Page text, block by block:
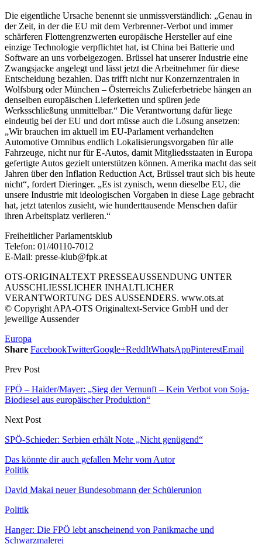
Die eigentliche Ursache benennt sie unmissverständlich: „Genau in
der Zeit, in der die EU mit dem Verbrenner-Verbot und immer
schärferen Flottengrenzwerten europäische Hersteller auf eine
einzige Technologie verpflichtet hat, ist China bei Batterie und
Software an uns vorbeigezogen. Brüssel hat unserer Industrie eine
Zwangsjacke angelegt und lässt jetzt die Arbeitnehmer für diese
Entscheidung bezahlen. Das trifft nicht nur Konzernzentralen in
Wolfsburg oder München – Österreichs Zulieferbetriebe hängen an
denselben europäischen Lieferketten und spüren jede
Werksschließung unmittelbar.“ Die Verantwortung dafür liege
eindeutig bei der EU und dort müsse auch die Lösung ansetzen:
„Wir brauchen im aktuell im EU-Parlament verhandelten
Automotive Omnibus endlich Lokalisierungsvorgaben für alle
Fahrzeuge, nicht nur für E-Autos, damit Mitgliedsstaaten in Europa
gefertigte Autos gezielt unterstützen können. Amerika macht das seit
Jahren über den Inflation Reduction Act, Brüssel traut sich bis heute
nicht“, fordert Dieringer. „Es ist zynisch, wenn dieselbe EU, die
unsere Industrie mit ideologischen Vorgaben in diese Lage gebracht
hat, jetzt tatenlos zusieht, wie hunderttausende Menschen dafür
ihren Arbeitsplatz verlieren.“
Freiheitlicher Parlamentsklub
Telefon: 01/40110-7012
E-Mail: presse-klub@fpk.at
OTS-ORIGINALTEXT PRESSEAUSSENDUNG UNTER
AUSSCHLIESSLICHER INHALTLICHER
VERANTWORTUNG DES AUSSENDERS. www.ots.at
© Copyright APA-OTS Originaltext-Service GmbH und der
jeweilige Aussender
Europa
Share FacebookTwitterGoogle+ReddItWhatsAppPinterestEmail
Prev Post
FPÖ – Haider/Mayer: „Sieg der Vernunft – Kein Verbot von Soja-
Biodiesel aus europäischer Produktion“
Next Post
SPÖ-Schieder: Serbien erhält Note „Nicht genügend“
Das könnte dir auch gefallen Mehr vom Autor
Politik
David Makai neuer Bundesobmann der Schülerunion
Politik
Hanger: Die FPÖ lebt anscheinend von Panikmache und
Schwarzmalerei